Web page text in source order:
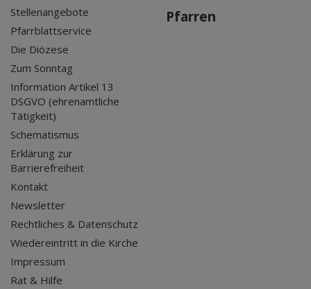
Stellenangebote
Pfarrblattservice
Die Diözese
Zum Sonntag
Information Artikel 13
DSGVO (ehrenamtliche
Tätigkeit)
Schematismus
Erklärung zur
Barrierefreiheit
Kontakt
Newsletter
Rechtliches & Datenschutz
Wiedereintritt in die Kirche
Impressum
Rat & Hilfe
Pfarren